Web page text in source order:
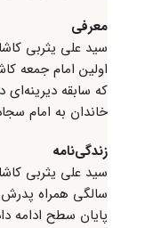
معرفی
اولین امام جمعه
که سابقه
خاندان به امام
زندگی‌نامه
سالگی همراه پدرش
پایان سطح ادامه